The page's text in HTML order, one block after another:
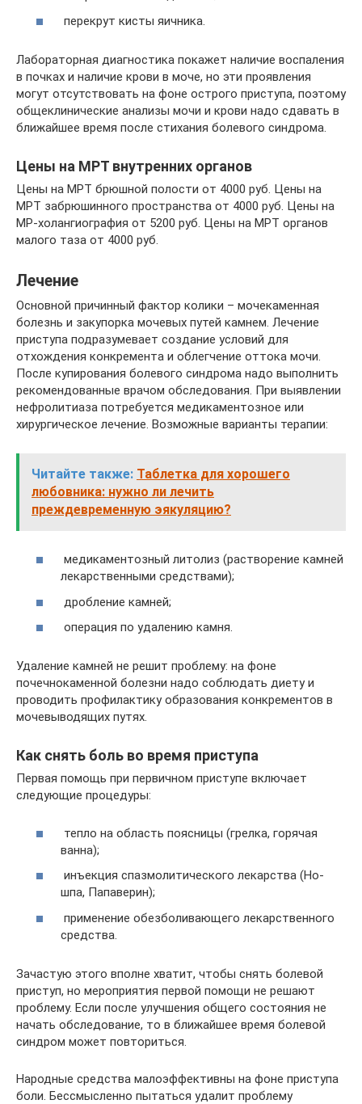
перекрут кисты яичника.
Лабораторная диагностика покажет наличие воспаления
в почках и наличие крови в моче, но эти проявления
могут отсутствовать на фоне острого приступа, поэтому
общеклинические анализы мочи и крови надо сдавать в
ближайшее время после стихания болевого синдрома.
Цены на МРТ внутренних органов
Цены на МРТ брюшной полости от 4000 руб. Цены на
МРТ забрюшинного пространства от 4000 руб. Цены на
МР-холангиография от 5200 руб. Цены на МРТ органов
малого таза от 4000 руб.
Лечение
Основной причинный фактор колики – мочекаменная
болезнь и закупорка мочевых путей камнем. Лечение
приступа подразумевает создание условий для
отхождения конкремента и облегчение оттока мочи.
После купирования болевого синдрома надо выполнить
рекомендованные врачом обследования. При выявлении
нефролитиаза потребуется медикаментозное или
хирургическое лечение. Возможные варианты терапии:
Читайте также: Таблетка для хорошего
любовника: нужно ли лечить
преждевременную эякуляцию?
медикаментозный литолиз (растворение камней
лекарственными средствами);
дробление камней;
операция по удалению камня.
Удаление камней не решит проблему: на фоне
почечнокаменной болезни надо соблюдать диету и
проводить профилактику образования конкрементов в
мочевыводящих путях.
Как снять боль во время приступа
Первая помощь при первичном приступе включает
следующие процедуры:
тепло на область поясницы (грелка, горячая
ванна);
инъекция спазмолитического лекарства (Но-
шпа, Папаверин);
применение обезболивающего лекарственного
средства.
Зачастую этого вполне хватит, чтобы снять болевой
приступ, но мероприятия первой помощи не решают
проблему. Если после улучшения общего состояния не
начать обследование, то в ближайшее время болевой
синдром может повториться.
Народные средства малоэффективны на фоне приступа
боли. Бессмысленно пытаться удалит проблему